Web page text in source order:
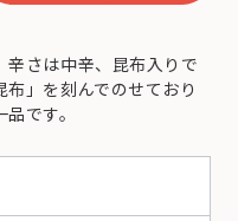
さは中辛、昆布入りで
」を刻んでのせており
です。